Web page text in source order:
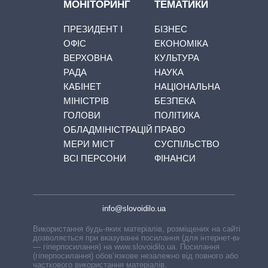
МОНІТОРИНГ
ПРЕЗИДЕНТ І
ОФІС
ВЕРХОВНА
РАДА
КАБІНЕТ
МІНІСТРІВ
ГОЛОВИ
ОБЛАДМІНІСТРАЦІЙ
МЕРИ МІСТ
ВСІ ПЕРСОНИ
ТЕМАТИКИ
БІЗНЕС
ЕКОНОМІКА
КУЛЬТУРА
НАУКА
НАЦІОНАЛЬНА
БЕЗПЕКА
ПОЛІТИКА
ПРАВО
СУСПІЛЬСТВО
ФІНАНСИ
info@slovoidilo.ua
Використання будь-яких матеріалів, розміщених на сайті,
дозволяється при вказуванні посилання (для інтернет-видань
— гіперпосилання) на www.slovoidilo.ua. Посилання
(гіперпосилання) обов’язкове незалежно від повного або
часткового використання матеріалів.